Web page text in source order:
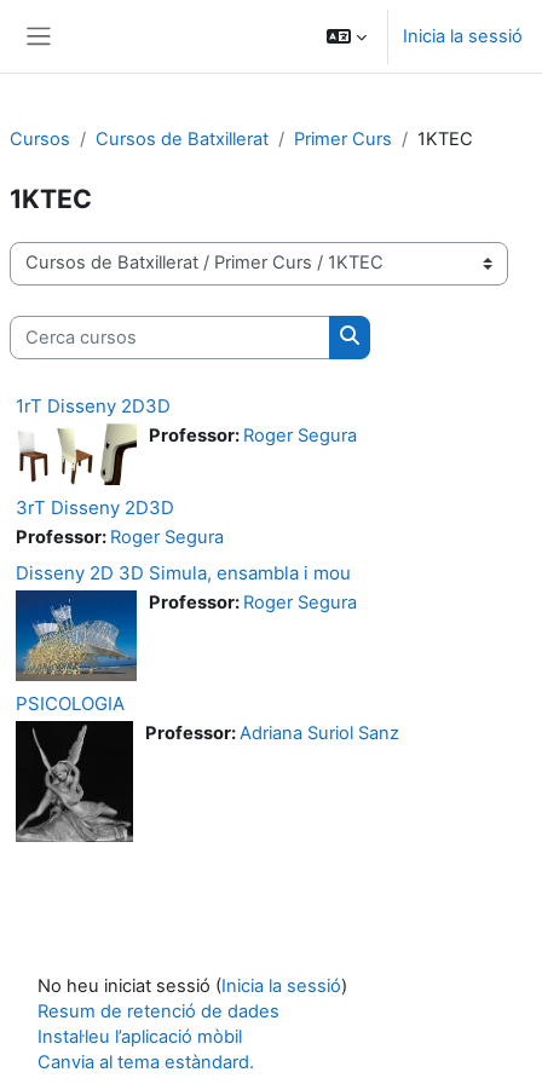
Inicia la sessió
Cursos Cursos de Batxillerat Primer Curs 1KTEC
1KTEC
Categories de cursos
Cerca cursos
Cerca cursos
1rT Disseny 2D3D
Professor: Roger Segura
3rT Disseny 2D3D
Professor: Roger Segura
Disseny 2D 3D Simula, ensambla i mou
Professor: Roger Segura
PSICOLOGIA
Professor:Adriana Suriol Sanz
No heu iniciat sessió (Inicia la sessió)
Resum de retenció de dades
Instal·leu l’aplicació mòbil
Canvia al tema estàndard.